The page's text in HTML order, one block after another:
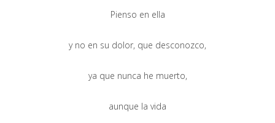
Pienso en ella
y no en su dolor, que desconozco,
ya que nunca he muerto,
aunque la vida